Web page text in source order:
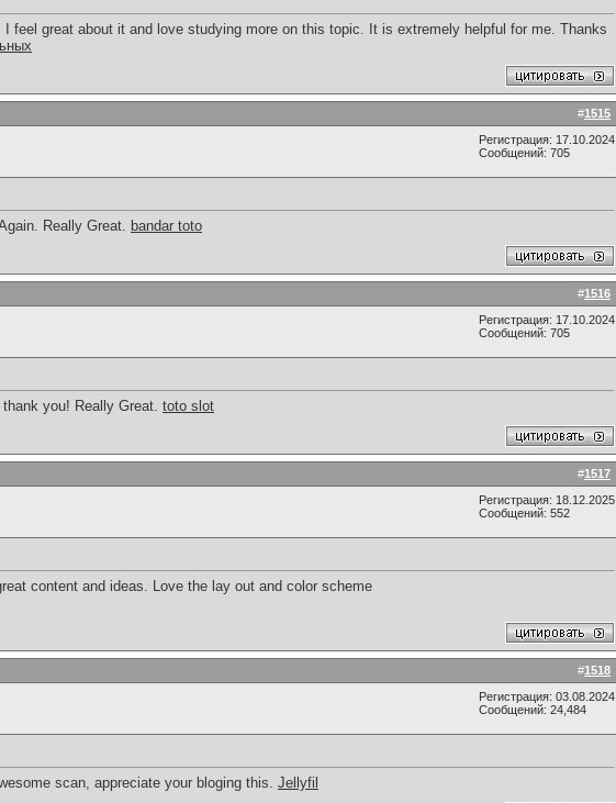
feel great about it and love studying more on this topic. It is extremely helpful for me. Thanks
#1515
Регистрация: 17.10.2024
Сообщений: 705
Really Great. bandar toto
#1516
Регистрация: 17.10.2024
Сообщений: 705
you! Really Great. toto slot
#1517
Регистрация: 18.12.2025
Сообщений: 552
content and ideas. Love the lay out and color scheme
#1518
Регистрация: 03.08.2024
Сообщений: 24,484
scan, appreciate your bloging this. Jellyfil